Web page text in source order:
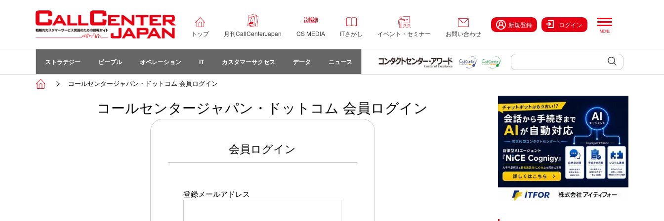
トップ 月刊CallCenterJapan CS MEDIA ITさがし イベント・セミナー お問い合わせ
新規登録 ログイン
ストラテジー ピープル オペレーション IT カスタマーサクセス データ ニュース
コールセンタージャパン・ドットコム 会員ログイン
コールセンタージャパン・ドットコム 会員ログイン
会員ログイン
登録メールアドレス